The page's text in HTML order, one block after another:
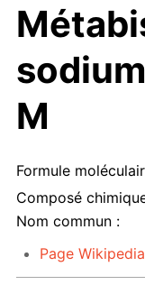
M
Formule
Composé
Nom commun :
Page Wikipedia